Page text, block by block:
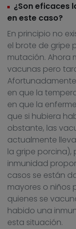
¿Son eficaces
en este caso?
En principio no
el brote de gripe
mutación. Ahora
vacunas pero
en que la
en que la
que si hubiera
obstante, las
actualmente
la gripe porcina),
inmunidad
casos se están
mayores o niños
quienes se
habido una
esta situación.